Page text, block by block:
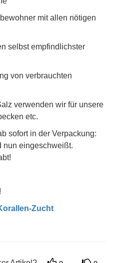
mit allen nötigen
selbst empfindlichster
von verbrauchten
verwenden wir für unsere
etc.
sofort in der Verpackung:
nun eingeschweißt.
Zucht